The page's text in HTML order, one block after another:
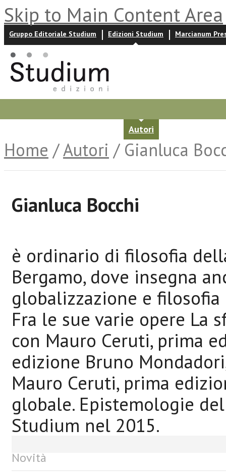
Skip to Main Content Area
Gruppo Editoriale Studium Edizioni Studium Marcianum
Autori
Home /Autori / Gianluca
Gianluca Bocchi
è ordinario di filosofia
Bergamo, dove insegna
globalizzazione e
Fra le sue varie opere La
con Mauro Ceruti, prima
edizione Bruno
Mauro Ceruti, prima
globale. Epistemologie
Studium nel 2015.
Novità